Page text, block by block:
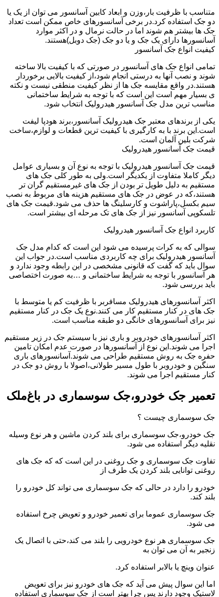
متناسب با ظرفیت بار،وزن و ابعاد کابین آسانسور می توان از یک یا
دو جک استفاده کرد.در برخی آسانسورهای خاص ممکن است تعداد
جک ها بیشتر هم شوند اما در حالت نرمال و در اکثر موارد
آسانسورها دارای یک جک و یا دو جک (جک دوبل)هستند.
کیفیت انواع جک آسانسور
تمامی انواع جک های آسانسور در صورتی که با کیفیت بالا ساخته
شوند و نصب آنها به درستی انجام شود،از کیفیت بالایی برخوردار
هستند.در واقع مقایسه جک ها از نظر کیفیت منطقی نیست و نکته
ی بسیار مهم است این است که با توجه به شرایط ساختمانی
مناسب ترین مدل جک آسانسور هیدرولیک انتخاب شود.
یکی از برندهای معتبر جک هیدرولیک آسانسور،برند هودپا لیفت
است.این برند با به کارگیری با کیفیت ترین قطعات و لوازم،ساخت
شرکت بلین آلمان است.
قیمت جک آسانسور هیدرولیک
قیمت جک آسانسور هیدرولیک با توجه به نوع آن و بسیاری عوامل
دیگر کاملا متفاوت از یکدیگر است.ولی به طور کلی جک های
مستقیم به دلیل طویل تر بودن از جک های غیرمستقیم گران تر
هستند،که در عوض در جک های مستقیم هزینه های مربوط به نصب
سیم بکسل،پاراشوت و کارسلینگ ها حذف می شود.قیمت جک های
تلسکوپی آسانسور نیز از جک های تک مرحله ای بیشتر است.
کاربرد انواع جک آسانسور هیدرولیک
سوالی که به کرات پرسیده می شود این است که کدام مدل جک
آسانسور هیدرولیک برای چه کاربردی مناسب است.در جواب این
سوال باید که گفت که قانونی مشخصی در این رابطه وجود ندارد و
هر آسانسور با توجه به شرایط ساختمانی و …به صورت اختصاصی
باید بررسی شود.
اکثر آسانسورهای هیدرولیک مسافربر با ظرفیت کم یا متوسط با
جک های در کنار مستقیم کار می کنند.نوع یک جک در کنار مستقیم
نیز برای آسانسورهای خانگی دو طبقه مناسب است.
اکثر آسانسورهای خودروبر و باری نیز با سیستم جک در زیر مستقیم
اجرا می شوند.این نوع از آسانسورها در صورت عدم امکان تامین
حفره جک به روش مستقیم طراحی می شوند.آسانسورهای باری
سنگین و خودروبر با طول مسیر طولانی،اصولا با روش دو جک در
کنار مستقیم اجرا می شوند.
تعمیر جک خودرو،جک سوسماری در باغ‌ملک
جک سوسماری چیست ؟
جک خودرو،جک سوسماری برای بلند کردن ماشین و هر نوع وسیله
نقلیه دیگر استفاده می شود.
تفاوت جک سوسماری و جک روغنی در این است که که جک های
روغنی توانایی بلند کردن یک طرف از
خودرو را دارد در حالی که جک سوسماری می تواند کل خودرو را
بلند کند.
جک سوسماری عموما برای تعمیر خودرو و تعویض چرخ استفاده
می شود.
جک سوسماری هر نوع خودرویی را بلند می کند،حتی با اتصال یک
زنجیر به آن می توان به
عنوان وینچ یا بالابر استفاده کرد.
اما این سوال پیش می آید که جک های خودرو نیز برای تعویض
لاستیک وجود دارند پس چرا بهتر است از جک سوسماری استفاده